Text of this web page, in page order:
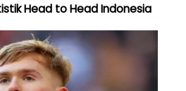
Head to Head Indonesia